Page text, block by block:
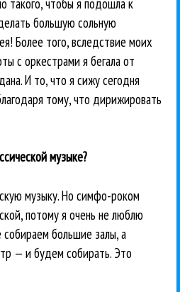
большую сольную
Более того, вследствие моих
с оркестрами я бегала от
И то, что я сижу сегодня
тому, что дирижировать
музыке?
музыку. Но симфо-роком
потому я очень не люблю
большие залы, а
— и будем собирать. Это